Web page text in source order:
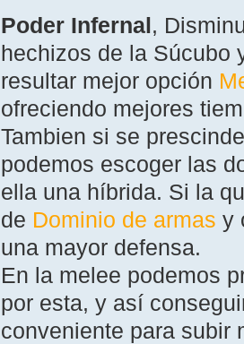
Poder Infernal,
hechizos de la Súcubo
resultar mejor opción
ofreciendo mejores
Tambien si se
podemos escoger las
ella una hí­brida. Si la
de Dominio de armas y
una mayor defensa.
En la melee podemos
por esta, y así
conveniente para subir